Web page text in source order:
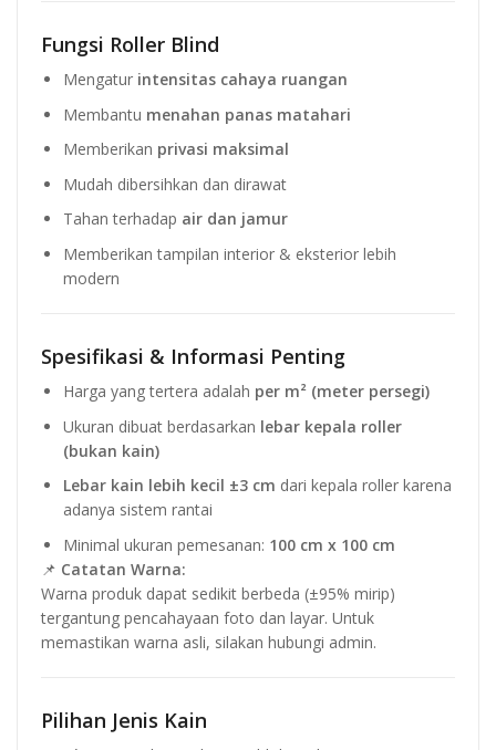
Fungsi Roller Blind
Mengatur intensitas cahaya ruangan
Membantu menahan panas matahari
Memberikan privasi maksimal
Mudah dibersihkan dan dirawat
Tahan terhadap air dan jamur
Memberikan tampilan interior & eksterior lebih
modern
Spesifikasi & Informasi Penting
Harga yang tertera adalah per m² (meter persegi)
Ukuran dibuat berdasarkan lebar kepala roller
(bukan kain)
Lebar kain lebih kecil ±3 cm dari kepala roller karena
adanya sistem rantai
Minimal ukuran pemesanan: 100 cm x 100 cm
📌 Catatan Warna:
Warna produk dapat sedikit berbeda (±95% mirip)
tergantung pencahayaan foto dan layar. Untuk
memastikan warna asli, silakan hubungi admin.
Pilihan Jenis Kain